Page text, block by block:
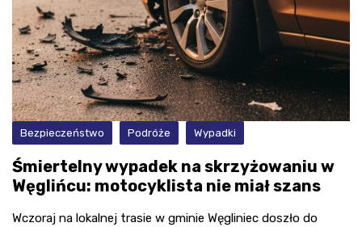
Bezpieczeństwo Podróże Wypadki
Śmiertelny wypadek na skrzyżowaniu w
Węglińcu: motocyklista nie miał szans
Wczoraj na lokalnej trasie w gminie Węgliniec doszło do